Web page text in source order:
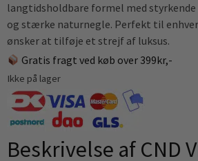
langtidsholdbare formel med
og stærke naturnegle. Perfekt til
ønsker at tilføje et strejf af luksus.
Gratis fragt ved køb over 399kr,-
Ikke på lager
Beskrivelse af CND